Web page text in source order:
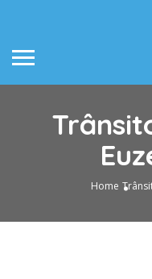
Home